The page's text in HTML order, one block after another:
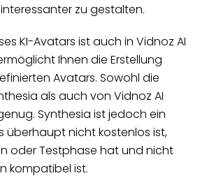
zu gestalten.
KI-Avatars ist auch in Vidnoz AI
Ihnen die Erstellung
Avatars. Sowohl die
als auch von Vidnoz AI
Synthesia ist jedoch ein
überhaupt nicht kostenlos ist,
oder Testphase hat und nicht
kompatibel ist.